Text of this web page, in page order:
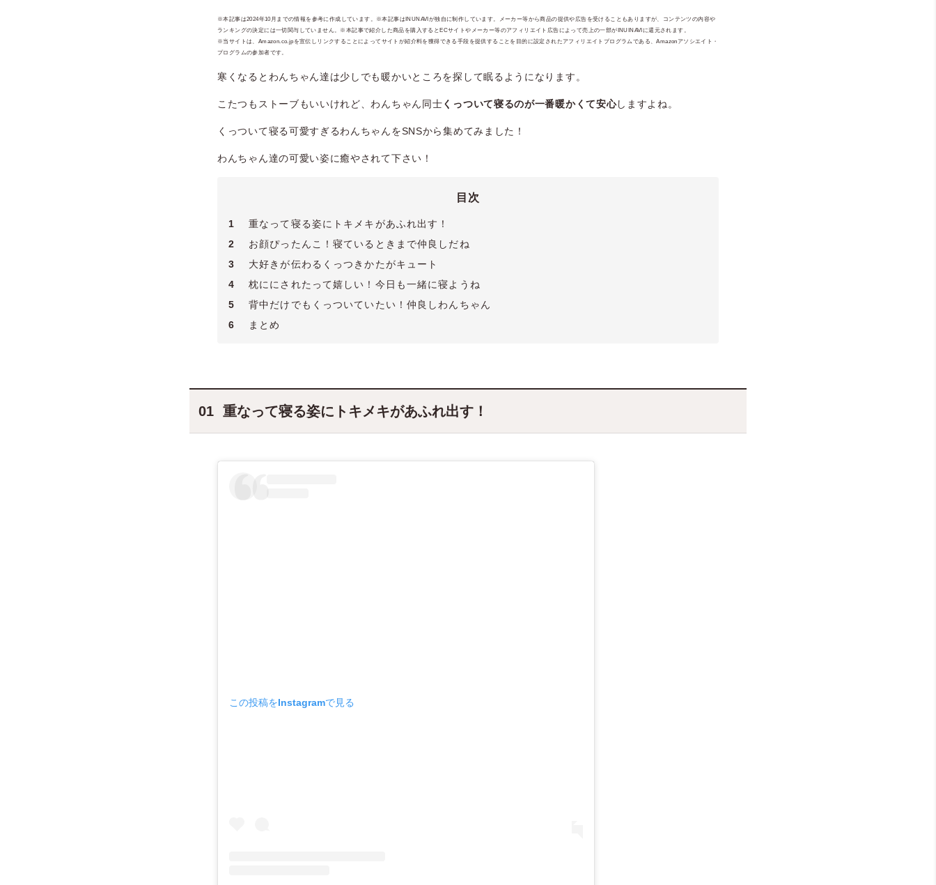
※本記事は2024年10月までの情報を参考に作成しています。※本記事はINUNAVIが独自に制作しています。メーカー等から商品の提供や広告を受けることもありますが、コンテンツの内容や
ランキングの決定には一切関与していません。※本記事で紹介した商品を購入するとECサイトやメーカー等のアフィリエイト広告によって売上の一部がINUINAVIに還元されます。
※当サイトは、Amazon.co.jpを宣伝しリンクすることによってサイトが紹介料を獲得できる手段を提供することを目的に設定されたアフィリエイトプログラムである、Amazonアソシエイト・
プログラムの参加者です。
寒くなるとわんちゃん達は少しでも暖かいところを探して眠るようになります。
こたつもストーブもいいけれど、わんちゃん同士くっついて寝るのが一番暖かくて安心しますよね。
くっついて寝る可愛すぎるわんちゃんをSNSから集めてみました！
わんちゃん達の可愛い姿に癒やされて下さい！
目次
1
重なって寝る姿にトキメキがあふれ出す！
2
お顔ぴったんこ！寝ているときまで仲良しだね
3
大好きが伝わるくっつきかたがキュート
4
枕ににされたって嬉しい！今日も一緒に寝ようね
5
背中だけでもくっついていたい！仲良しわんちゃん
6
まとめ
重なって寝る姿にトキメキがあふれ出す！
この投稿をInstagramで見る